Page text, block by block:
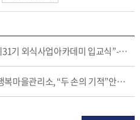
“안산시 상록구, 제31기 외식사업아카데미 입교식”-실무 중심 교육 프로그램으로 외식업체 경쟁력 UP!
안산시 이동 경기행복마을관리소, “두 손의 기적”안전교육 추진-자동심장충격기 및 심폐소생술 실습 통해 주민 안전망 강화